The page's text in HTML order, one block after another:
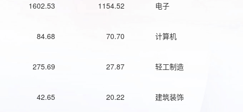
1602.53 1154.52 电子
84.68 70.70 计算机
275.69 27.87 轻工制造
42.65 20.22 建筑装饰